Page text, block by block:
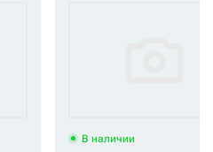
В наличии